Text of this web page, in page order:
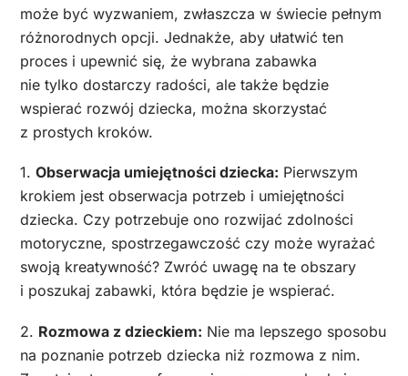
może być wyzwaniem, zwłaszcza w świecie pełnym
różnorodnych opcji. Jednakże, aby ułatwić ten
proces i upewnić się, że wybrana zabawka
nie tylko dostarczy radości, ale także będzie
wspierać rozwój dziecka, można skorzystać
z prostych kroków.
1. Obserwacja umiejętności dziecka: Pierwszym
krokiem jest obserwacja potrzeb i umiejętności
dziecka. Czy potrzebuje ono rozwijać zdolności
motoryczne, spostrzegawczość czy może wyrażać
swoją kreatywność? Zwróć uwagę na te obszary
i poszukaj zabawki, która będzie je wspierać.
2. Rozmowa z dzieckiem: Nie ma lepszego sposobu
na poznanie potrzeb dziecka niż rozmowa z nim.